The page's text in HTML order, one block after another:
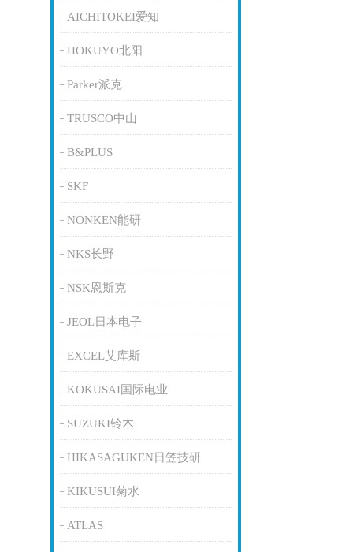
AICHITOKEI爱知
HOKUYO北阳
Parker派克
TRUSCO中山
B&PLUS
SKF
NONKEN能研
NKS长野
NSK恩斯克
JEOL日本电子
EXCEL艾库斯
KOKUSAI国际电业
SUZUKI铃木
HIKASAGUKEN日笠技研
KIKUSUI菊水
ATLAS